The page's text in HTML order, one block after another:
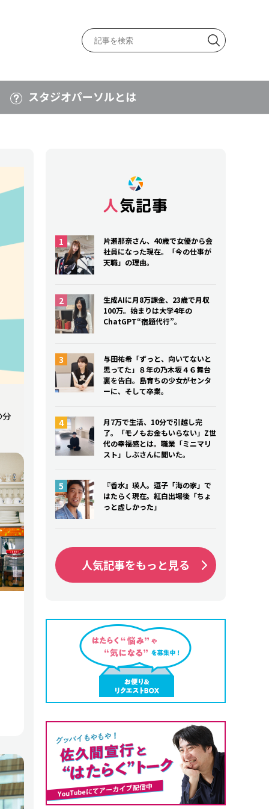
スタジオパーソルとは
分
人気記事
片瀬那奈さん、40歳で女優から会
社員になった現在。「今の仕事が
天職」の理由。
生成AIに月8万課金、23歳で月収
100万。始まりは大学4年の
ChatGPT“宿題代行”。
与田祐希「ずっと、向いてないと
思ってた」８年の乃木坂４６舞台
裏を告白。島育ちの少女がセンタ
ーに、そして卒業。
月7万で生活、10分で引越し完
了。「モノもお金もいらない」Z世
代の幸福感とは。職業「ミニマリ
スト」しぶさんに聞いた。
『香水』瑛人。逗子「海の家」で
はたらく現在。紅白出場後「ちょ
っと虚しかった」
人気記事をもっと見る